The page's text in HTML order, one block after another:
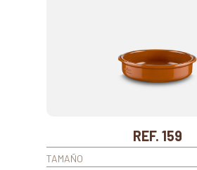
REF. 159
TAMAÑO